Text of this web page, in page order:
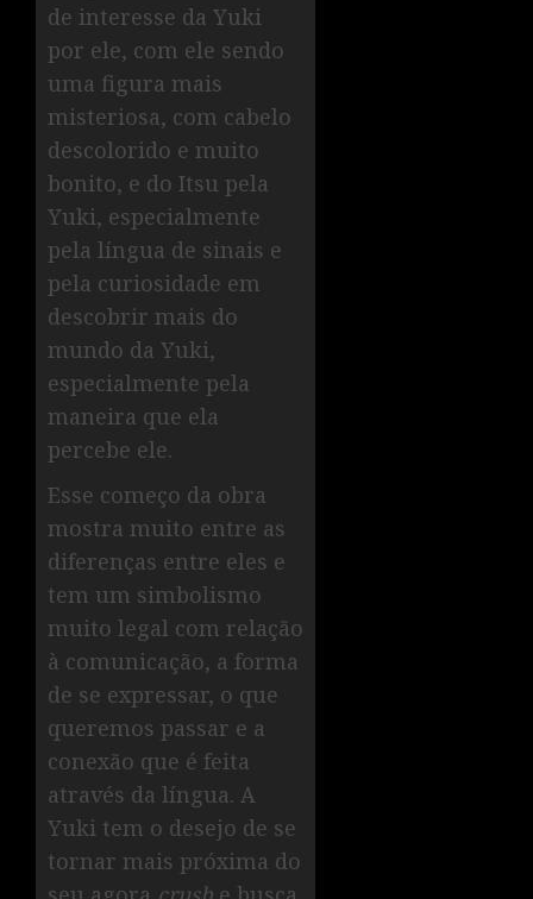
de interesse da Yuki
por ele, com ele sendo
uma figura mais
misteriosa, com cabelo
descolorido e muito
bonito, e do Itsu pela
Yuki, especialmente
pela língua de sinais e
pela curiosidade em
descobrir mais do
mundo da Yuki,
especialmente pela
maneira que ela
percebe ele.
Esse começo da obra
mostra muito entre as
diferenças entre eles e
tem um simbolismo
muito legal com relação
à comunicação, a forma
de se expressar, o que
queremos passar e a
conexão que é feita
através da língua. A
Yuki tem o desejo de se
tornar mais próxima do